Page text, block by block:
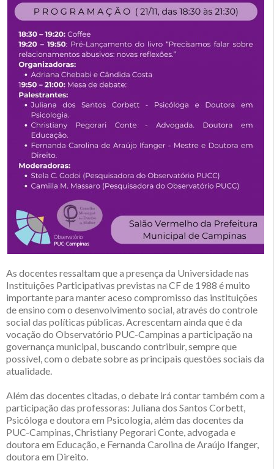
As docentes ressaltam que a presença da Universidade nas
Instituições Participativas previstas na CF de 1988 é muito
importante para manter aceso compromisso das instituições
de ensino com o desenvolvimento social, através do controle
social das políticas públicas. Acrescentam ainda que é da
vocação do Observatório PUC-Campinas a participação na
governança municipal, buscando contribuir, sempre que
possível, com o debate sobre as principais questões sociais da
atualidade.
Além das docentes citadas, o debate irá contar também com a
participação das professoras: Juliana dos Santos Corbett,
Psicóloga e doutora em Psicologia, além das docentes da
PUC-Campinas, Christiany Pegorari Conte, advogada e
doutora em Educação, e Fernanda Carolina de Araújo Ifanger,
doutora em Direito.